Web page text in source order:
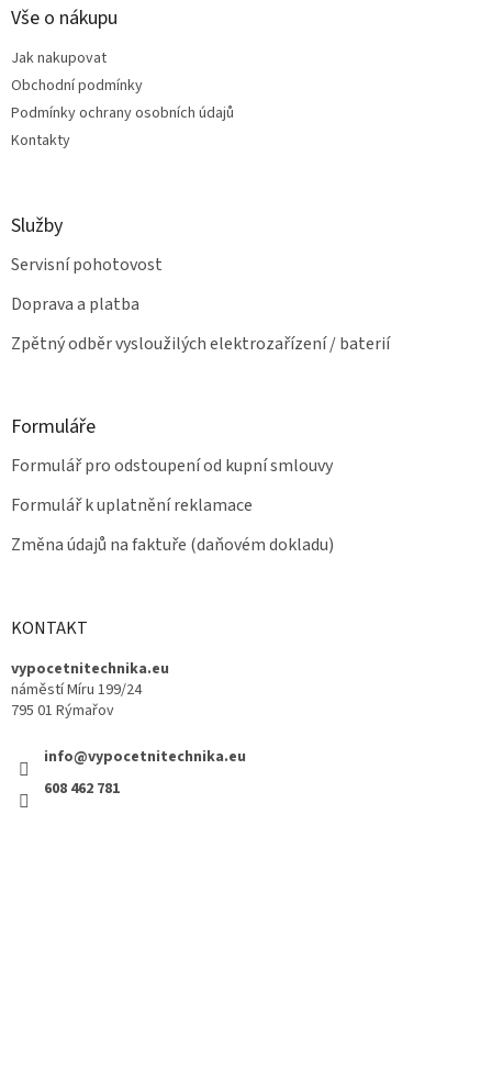
Vše o nákupu
Jak nakupovat
Obchodní podmínky
Podmínky ochrany osobních údajů
Kontakty
Služby
Servisní pohotovost
Doprava a platba
Zpětný odběr vysloužilých elektrozařízení / baterií
Formuláře
Formulář pro odstoupení od kupní smlouvy
Formulář k uplatnění reklamace
Změna údajů na faktuře (daňovém dokladu)
KONTAKT
vypocetnitechnika.eu
náměstí Míru 199/24
795 01 Rýmařov
info@vypocetnitechnika.eu
608 462 781